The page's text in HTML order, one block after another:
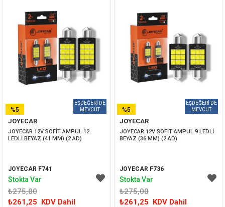
JOYECAR
JOYECAR 12V SOFİT AMPUL 12
LEDLİ BEYAZ (41 MM) (2 AD)
JOYECAR F741
₺275,00
₺261,25 KDV Dahil
%5
İNDIRIM
Stokta Var
JOYECAR
JOYECAR 12V SOFİT AMPUL 9 LEDLİ
BEYAZ (36 MM) (2 AD)
JOYECAR F736
₺275,00
₺261,25 KDV Dahil
%5
İNDIRIM
Stokta Var